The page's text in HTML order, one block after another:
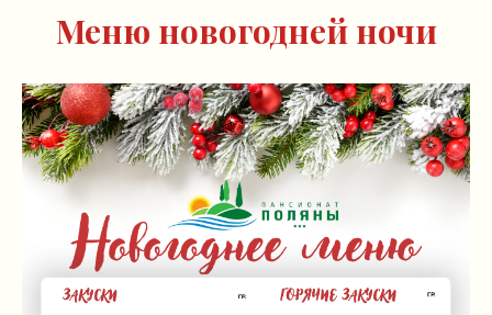
Меню новогодней ночи